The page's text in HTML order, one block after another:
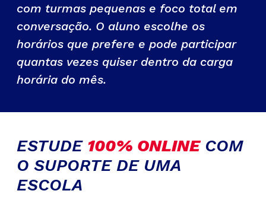
com turmas pequenas e foco total em
conversação. O aluno escolhe os
horários que prefere e pode participar
quantas vezes quiser dentro da carga
horária do mês.
ESTUDE 100% ONLINECOM
O SUPORTE DE UMA
ESCOLA